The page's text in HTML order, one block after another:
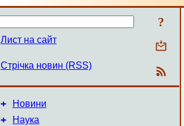
?
Лист на сайт
Стрічка новин (RSS)
+ Новини
+ Наука